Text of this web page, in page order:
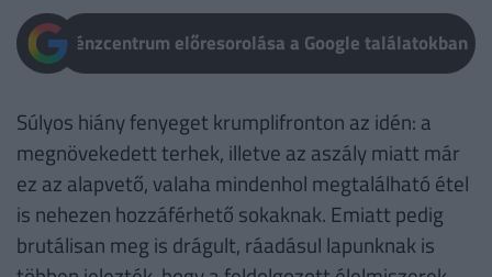
Pénzcentrum előresorolása a Google találatokban
Súlyos hiány fenyeget krumplifronton az idén: a
megnövekedett terhek, illetve az aszály miatt már
ez az alapvető, valaha mindenhol megtalálható étel
is nehezen hozzáférhető sokaknak. Emiatt pedig
brutálisan meg is drágult, ráadásul lapunknak is